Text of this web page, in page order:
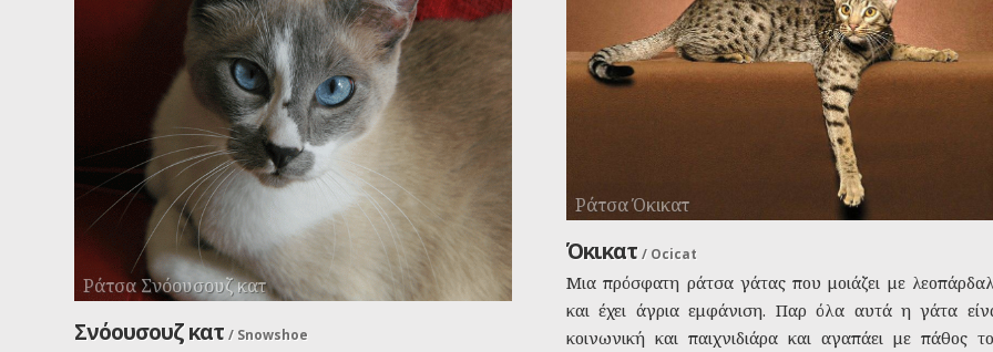
Ράτσα Σνόουσουζ κατ
Σνόουσουζ κατ / Snowshoe
Ράτσα Όκικατ
Όκικατ / Ocicat
Μια πρόσφατη ράτσα γάτας που μοιάζει με
και έχει άγρια εμφάνιση. Παρ όλα αυτά η γάτα
κοινωνική και παιχνιδιάρα και αγαπάει με πάθος